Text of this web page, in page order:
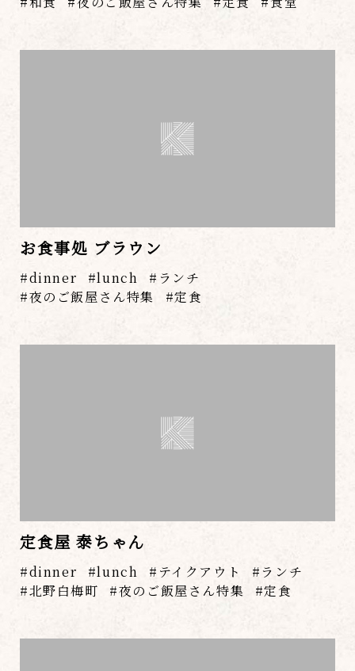
お食事処 ブラウン
dinner lunch
ランチ
夜のご飯屋さん特集
定食
定食屋 泰ちゃん
dinner lunch テイクアウト
ランチ
北野白梅町
夜のご飯屋さん特集 定食